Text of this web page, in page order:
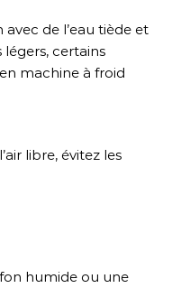
de l’eau tiède et
légers, certains
machine à froid
libre, évitez les
humide ou une